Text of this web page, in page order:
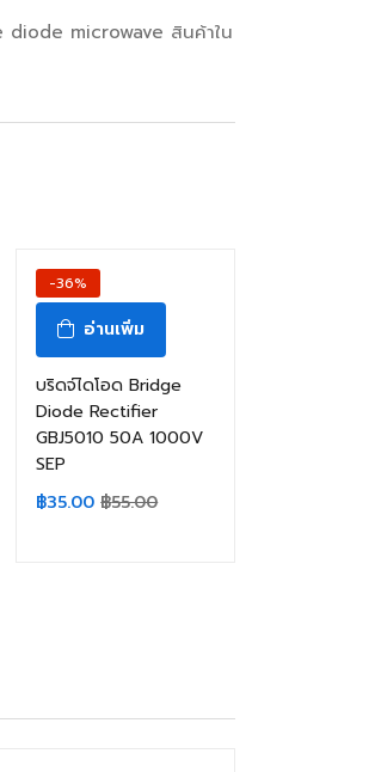
diode microwave สินค้าใน
-36%
อ่านเพิ่ม
บริดจ์ไดโอด Bridge
Diode Rectifier
GBJ5010 50A 1000V
SEP
฿35.00 ฿55.00